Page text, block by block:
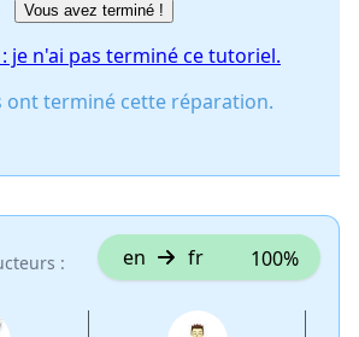
Vous avez terminé !
je n'ai pas terminé ce tutoriel.
ont terminé cette réparation.
: en fr 100%